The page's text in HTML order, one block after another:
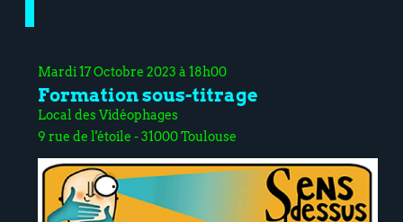
Mardi 17 Octobre 2023 à 18h00
Formation sous-titrage
Local des Vidéophages
9 rue de l'étoile - 31000 Toulouse